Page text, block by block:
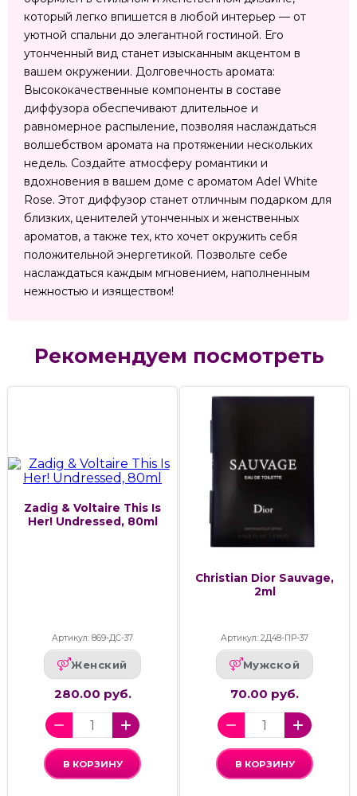
который легко впишется в любой интерьер — от
уютной спальни до элегантной гостиной. Его
утонченный вид станет изысканным акцентом в
вашем окружении. Долговечность аромата:
Высококачественные компоненты в составе
диффузора обеспечивают длительное и
равномерное распыление, позволяя наслаждаться
волшебством аромата на протяжении нескольких
недель. Создайте атмосферу романтики и
вдохновения в вашем доме с ароматом Adel White
Rose. Этот диффузор станет отличным подарком для
близких, ценителей утонченных и женственных
ароматов, а также тех, кто хочет окружить себя
положительной энергетикой. Позвольте себе
наслаждаться каждым мгновением, наполненным
нежностью и изяществом!
Рекомендуем посмотреть
Zadig & Voltaire This Is
Her! Undressed, 80ml
Артикул: 869-ДС-37
Женский
280.00 руб.
В КОРЗИНУ
Christian Dior Sauvage,
2ml
Артикул: 2Д48-ПР-37
Мужской
70.00 руб.
В КОРЗИНУ